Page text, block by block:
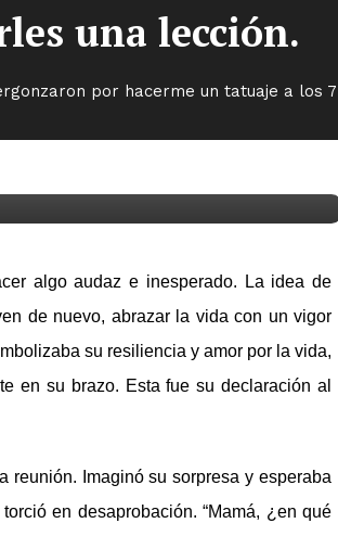
una lección.
por hacerme un tatuaje a los
hacerme un
algo audaz e inesperado. La idea de
de nuevo, abrazar la vida con un vigor
su resiliencia y amor por la vida,
en su brazo. Esta fue su declaración al
reunión. Imaginó su sorpresa y esperaba
en desaprobación. “Mamá, ¿en qué